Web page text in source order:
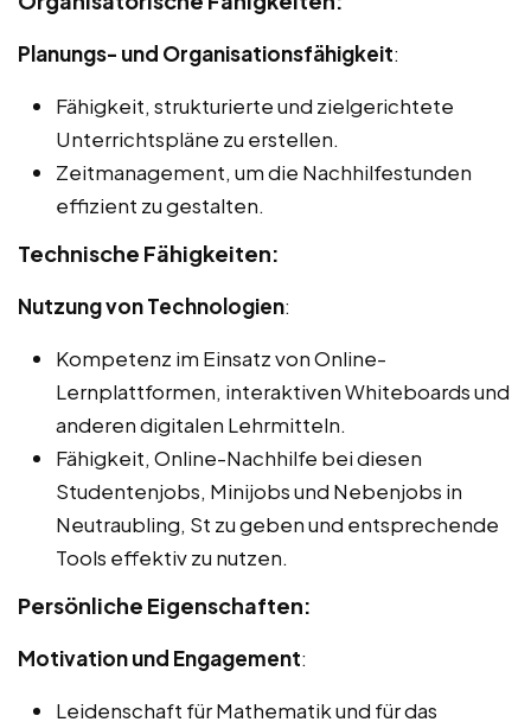
Planungs- und Organisationsfähigkeit:
Fähigkeit, strukturierte und zielgerichtete
Unterrichtspläne zu erstellen.
Zeitmanagement, um die Nachhilfestunden
effizient zu gestalten.
Technische Fähigkeiten:
Nutzung von Technologien:
Kompetenz im Einsatz von Online-
Lernplattformen, interaktiven Whiteboards und
anderen digitalen Lehrmitteln.
Fähigkeit, Online-Nachhilfe bei diesen
Studentenjobs, Minijobs und Nebenjobs in
Neutraubling, St zu geben und entsprechende
Tools effektiv zu nutzen.
Persönliche Eigenschaften:
Motivation und Engagement:
Leidenschaft für Mathematik und für das